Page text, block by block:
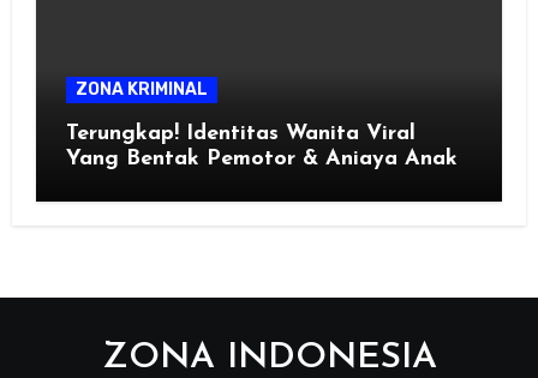
ZONA KRIMINAL
Terungkap! Identitas Wanita Viral
Yang Bentak Pemotor & Aniaya Anak
ZONA INDONESIA